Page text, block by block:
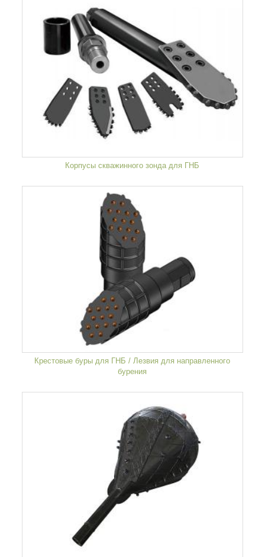
Корпусы скважинного зонда для ГНБ
Крестовые буры для ГНБ / Лезвия для направленного
бурения